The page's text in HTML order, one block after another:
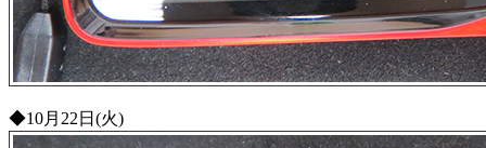
◆10月22日(火)